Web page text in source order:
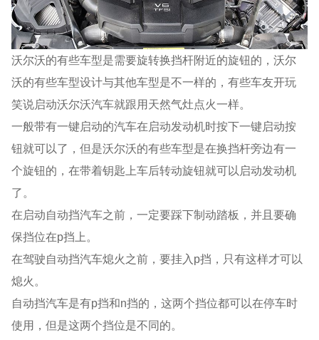
沃尔沃的有些车型是需要旋转换挡杆附近的旋钮的，沃尔
沃的有些车型设计与其他车型是不一样的，有些车友开玩
笑说启动沃尔沃汽车就跟用天然气灶点火一样。
一般带有一键启动的汽车在启动发动机时按下一键启动按
钮就可以了，但是沃尔沃的有些车型是在换挡杆旁边有一
个旋钮的，在带着钥匙上车后转动旋钮就可以启动发动机
了。
在启动自动挡汽车之前，一定要踩下制动踏板，并且要确
保挡位在p挡上。
在驾驶自动挡汽车熄火之前，要挂入p挡，只有这样才可以
熄火。
自动挡汽车是有p挡和n挡的，这两个挡位都可以在停车时
使用，但是这两个挡位是不同的。